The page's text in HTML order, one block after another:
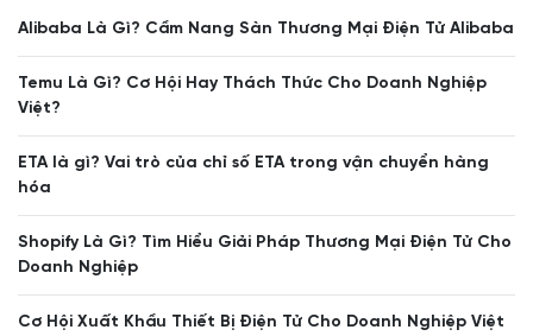
Alibaba Là Gì? Cẩm Nang Sàn Thương Mại Điện Tử Alibaba
Temu Là Gì? Cơ Hội Hay Thách Thức Cho Doanh Nghiệp
Việt?
ETA là gì? Vai trò của chỉ số ETA trong vận chuyển hàng
hóa
Shopify Là Gì? Tìm Hiểu Giải Pháp Thương Mại Điện Tử Cho
Doanh Nghiệp
Cơ Hội Xuất Khẩu Thiết Bị Điện Tử Cho Doanh Nghiệp Việt